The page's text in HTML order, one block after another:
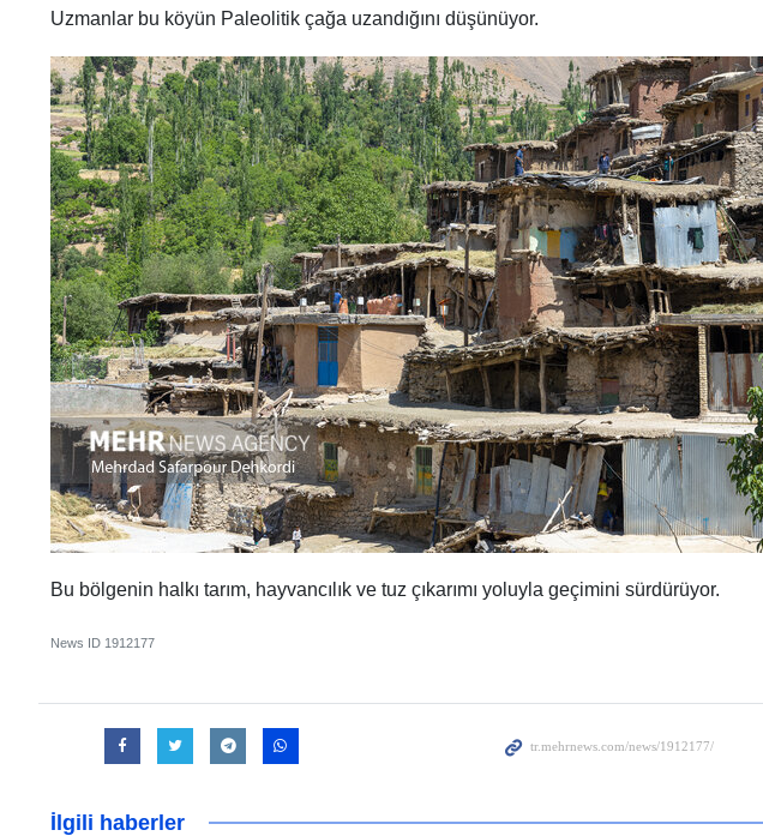
Uzmanlar bu köyün Paleolitik çağa uzandığını düşünüyor.
Bu bölgenin halkı tarım, hayvancılık ve tuz çıkarımı yoluyla geçimini sürdürüyor.
News ID 1912177
İlgili haberler